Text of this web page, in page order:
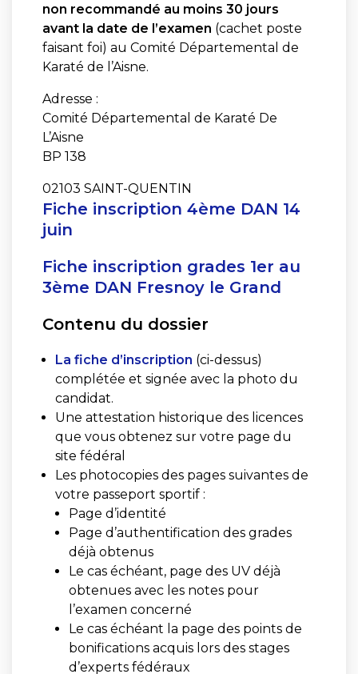
non recommandé au moins 30 jours
avant la date de l’examen (cachet poste
faisant foi) au Comité Départemental de
Karaté de l’Aisne.
Adresse :
Comité Départemental de Karaté De
L’Aisne
BP 138
02103 SAINT-QUENTIN
Fiche inscription 4ème DAN 14
juin
Fiche inscription grades 1er au
3ème DAN Fresnoy le Grand
Contenu du dossier
La fiche d’inscription (ci-dessus)
complétée et signée avec la photo du
candidat.
Une attestation historique des licences
que vous obtenez sur votre page du
site fédéral
Les photocopies des pages suivantes de
votre passeport sportif :
Page d’identité
Page d’authentification des grades
déjà obtenus
Le cas échéant, page des UV déjà
obtenues avec les notes pour
l’examen concerné
Le cas échéant la page des points de
bonifications acquis lors des stages
d’experts fédéraux